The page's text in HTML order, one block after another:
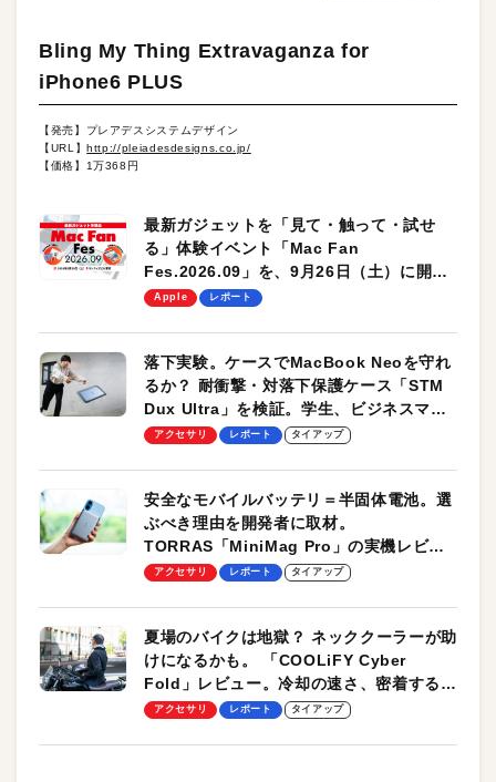
Bling My Thing Extravaganza for
iPhone6 PLUS
【発売】プレアデスシステムデザイン
【URL】http://pleiadesdesigns.co.jp/
【価格】1万368円
最新ガジェットを「見て・触って・試せ
る」体験イベント「Mac Fan
Fes.2026.09」を、9月26日（土）に開催
します！
Apple レポート
落下実験。ケースでMacBook Neoを守れ
るか？ 耐衝撃・対落下保護ケース「STM
Dux Ultra」を検証。学生、ビジネスマン
のモバイルユースに最適！
アクセサリ レポート タイアップ
安全なモバイルバッテリ＝半固体電池。選
ぶべき理由を開発者に取材。
TORRAS「MiniMag Pro」の実機レビュ
ーも
アクセサリ レポート タイアップ
夏場のバイクは地獄？ ネッククーラーが助
けになるかも。 「COOLiFY Cyber
Fold」レビュー。冷却の速さ、密着する冷
却プレート、シンプルな操作性がグッド！
アクセサリ レポート タイアップ